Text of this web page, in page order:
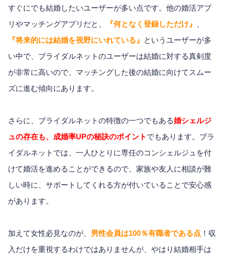
すぐにでも結婚したいユーザーが多い点です。他の婚活アプ
リやマッチングアプリだと、
『何となく登録しただけ』
『将来的には結婚を視野にいれている』 というユーザーが多
い中で、ブライダルネットのユーザーは結婚に対する真剣度
が非常に高いので、マッチングした後の結婚に向けてスムー
ズに進む傾向にあります。
さらに、ブライダルネットの特徴の一つでもある婚シェルジ
ュの存在も、成婚率UPの秘訣のポイント でもあります。ブラ
イダルネットでは、一人ひとりに専任のコンシェルジュを付
けて婚活を進めることができるので、家族や友人に相談が難
しい時に、サポートしてくれる方が付いていることで安心感
があります。
加えて女性必見なのが、 男性会員は100％有職者である点 ！収
入だけを重視するわけではありませんが、やはり結婚相手は